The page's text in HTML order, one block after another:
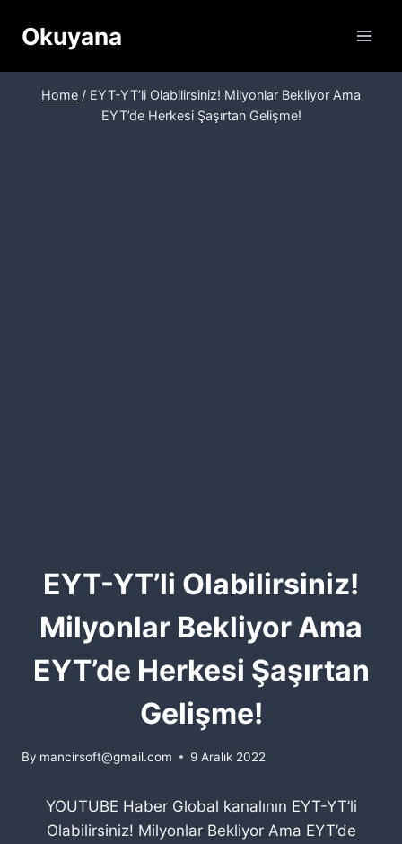
Okuyana
Home / EYT-YT’li Olabilirsiniz! Milyonlar Bekliyor Ama
EYT’de Herkesi Şaşırtan Gelişme!
EYT-YT’li Olabilirsiniz!
Milyonlar Bekliyor Ama
EYT’de Herkesi Şaşırtan
Gelişme!
By mancirsoft@gmail.com 9 Aralık 2022
YOUTUBE Haber Global kanalının EYT-YT’li
Olabilirsiniz! Milyonlar Bekliyor Ama EYT’de